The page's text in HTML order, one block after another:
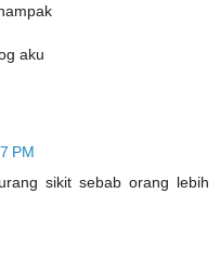
aku
PM
sikit sebab orang lebih